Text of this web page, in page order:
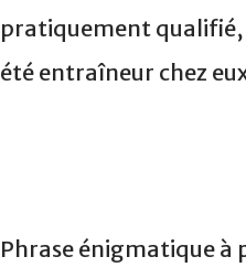
pratiquement qualifié,
été entraîneur chez
Phrase énigmatique à